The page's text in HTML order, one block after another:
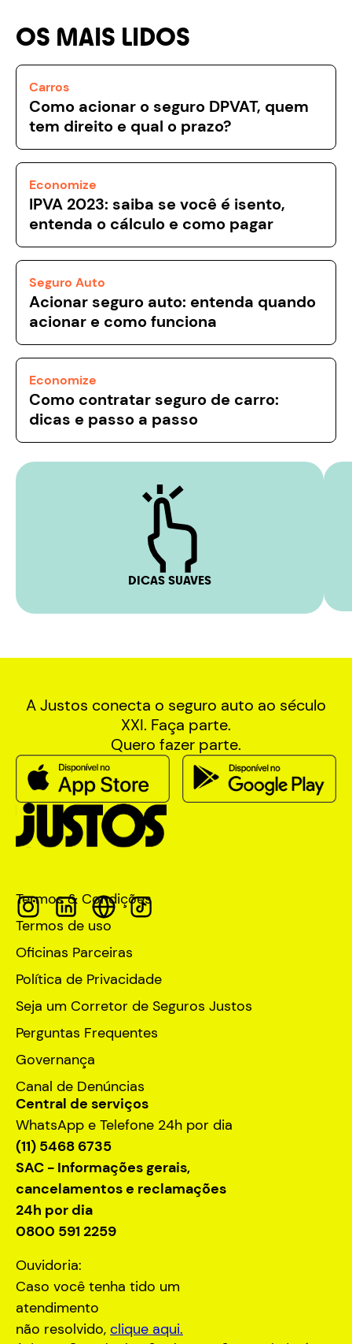
OS MAIS LIDOS
Carros
Como acionar o seguro DPVAT, quem
tem direito e qual o prazo?
Economize
IPVA 2023: saiba se você é isento,
entenda o cálculo e como pagar
Seguro Auto
Acionar seguro auto: entenda quando
acionar e como funciona
Economize
Como contratar seguro de carro:
dicas e passo a passo
DICAS SUAVES
A Justos conecta o seguro auto ao século
XXI. Faça parte.
Quero fazer parte.
Termos & Condições
Termos de uso
Oficinas Parceiras
Política de Privacidade
Seja um Corretor de Seguros Justos
Perguntas Frequentes
Governança
Canal de Denúncias
Central de serviços
WhatsApp e Telefone 24h por dia
(11) 5468 6735
SAC - Informações gerais,
cancelamentos e reclamações
24h por dia
0800 591 2259
Ouvidoria:
Caso você tenha tido um
atendimento
não resolvido, clique aqui.